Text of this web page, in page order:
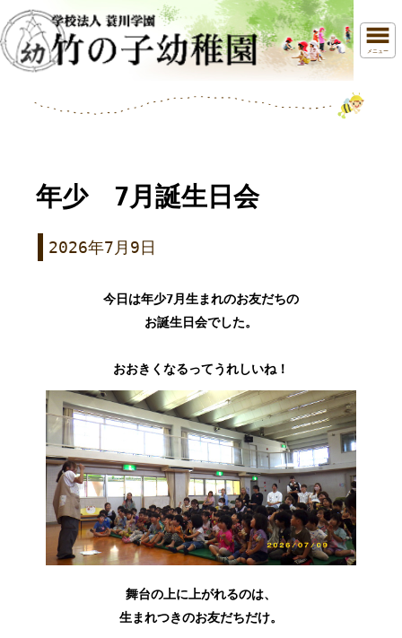
メニュー
年少 7月誕生日会
2026年7月9日
今日は年少7月生まれのお友だちの
お誕生日会でした。
おおきくなるってうれしいね！
舞台の上に上がれるのは、
生まれつきのお友だちだけ。